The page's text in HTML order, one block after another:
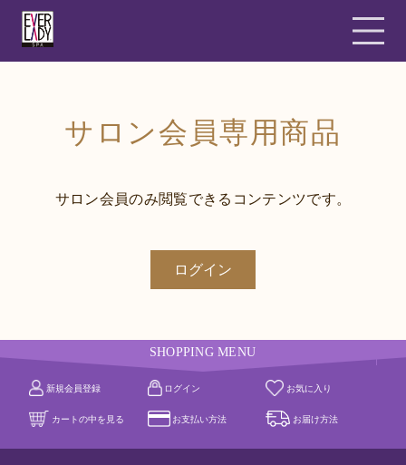
サロン会員専用商品
サロン会員のみ閲覧できるコンテンツです。
ログイン
SHOPPING MENU
新規会員登録 ログイン お気に入り
カートの中を見る お支払い方法 お届け方法